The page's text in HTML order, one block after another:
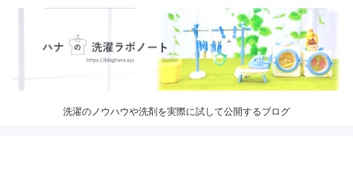
洗濯のノウハウや洗剤を実際に試して公開するブログ